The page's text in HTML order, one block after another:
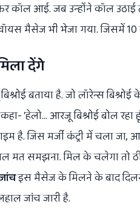
कॉल आई. जब उन्होंने कॉल उठाई
मैसेज भी भेजा गया. जिसमें 10
देंगे
बताया है. जो लॉरेन्स
‘हेलो… आरजू बिश्नोई बोल रहा
है. जिस मर्जी कंट्री में चला
समझना. मिल के चलेगा तो ठीक,
इस मैसेज के मिलने के बाद
जांच जारी है.